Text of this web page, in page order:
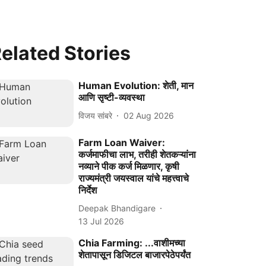
Stories
Human Evolution: शेती, मान
आणि सृष्टी-व्यवस्था
विजय सांबरे 02 Aug 2026
Farm Loan Waiver:
कर्जमाफीचा लाभ, तरीही शेतकऱ्यांना
नव्याने पीक कर्ज मिळणार, कृषी
राज्यमंत्री जयस्वाल यांचे महत्त्वाचे
निर्देश
Deepak Bhandigare
13 Jul 2026
Chia Farming: ...वाशीमच्या
शेतापासून डिजिटल बाजारपेठेपर्यंत